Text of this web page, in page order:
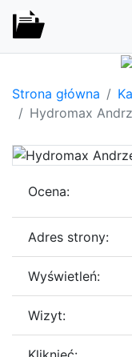
Strona główna
Hydromax
Ocena:
Adres strony:
Wyświetleń:
Wizyt: